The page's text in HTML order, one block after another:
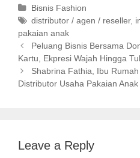
C
a
t
e
g
o
r
Bisnis Fashion
T
a
g
s
distributor / agen / reseller,
pakaian anak
P
o
s
t
g
Peluang Bisnis Bersama
Kartu, Ekpresi Wajah Hingga
Shabrina Fathia, Ibu
Distributor Usaha Pakaian Anak
Leave a Reply